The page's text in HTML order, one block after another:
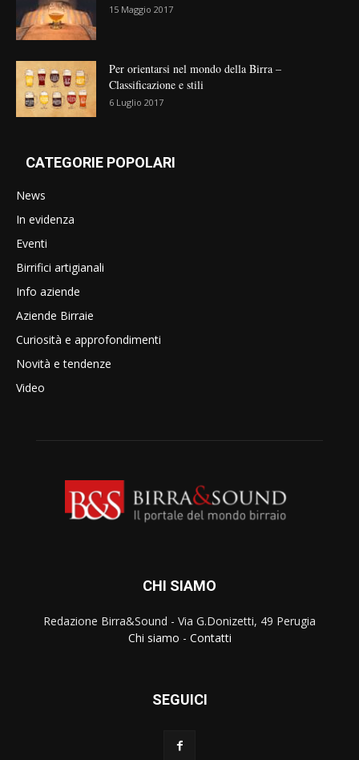
15 Maggio 2017
Per orientarsi nel mondo della Birra –
Classificazione e stili
6 Luglio 2017
CATEGORIE POPOLARI
News
In evidenza
Eventi
Birrifici artigianali
Info aziende
Aziende Birraie
Curiosità e approfondimenti
Novità e tendenze
Video
CHI SIAMO
Redazione Birra&Sound - Via G.Donizetti, 49 Perugia
Chi siamo - Contatti
SEGUICI